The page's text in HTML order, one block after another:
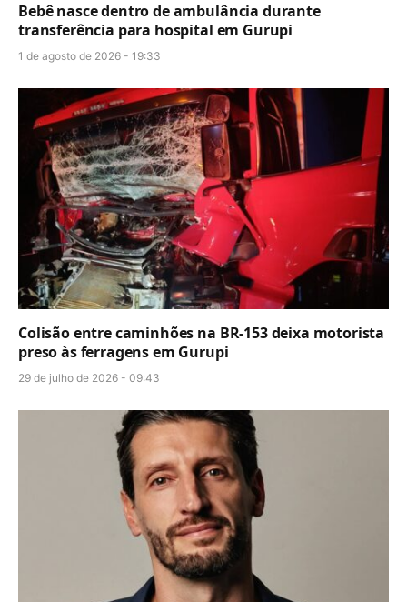
Bebê nasce dentro de ambulância durante
transferência para hospital em Gurupi
1 de agosto de 2026 - 19:33
Colisão entre caminhões na BR-153 deixa motorista
preso às ferragens em Gurupi
29 de julho de 2026 - 09:43